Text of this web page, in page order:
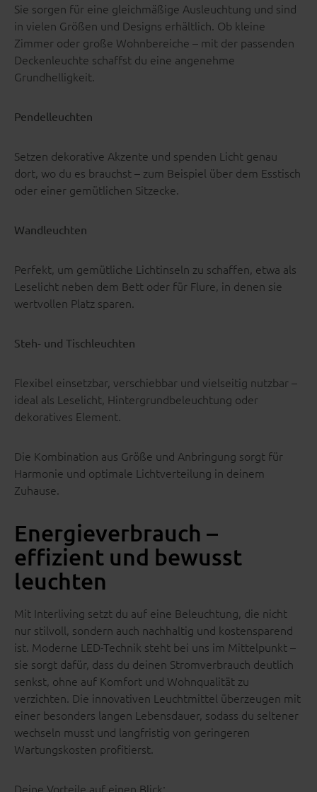
Sie sorgen für eine gleichmäßige Ausleuchtung und sind
in vielen Größen und Designs erhältlich. Ob kleine
Zimmer oder große Wohnbereiche – mit der passenden
Deckenleuchte schaffst du eine angenehme
Grundhelligkeit.
Pendelleuchten
Setzen dekorative Akzente und spenden Licht genau
dort, wo du es brauchst – zum Beispiel über dem Esstisch
oder einer gemütlichen Sitzecke.
Wandleuchten
Perfekt, um gemütliche Lichtinseln zu schaffen, etwa als
Leselicht neben dem Bett oder für Flure, in denen sie
wertvollen Platz sparen.
Steh- und Tischleuchten
Flexibel einsetzbar, verschiebbar und vielseitig nutzbar –
ideal als Leselicht, Hintergrundbeleuchtung oder
dekoratives Element.
Die Kombination aus Größe und Anbringung sorgt für
Harmonie und optimale Lichtverteilung in deinem
Zuhause.
Energieverbrauch –
effizient und bewusst
leuchten
Mit Interliving setzt du auf eine Beleuchtung, die nicht
nur stilvoll, sondern auch nachhaltig und kostensparend
ist. Moderne LED-Technik steht bei uns im Mittelpunkt –
sie sorgt dafür, dass du deinen Stromverbrauch deutlich
senkst, ohne auf Komfort und Wohnqualität zu
verzichten. Die innovativen Leuchtmittel überzeugen mit
einer besonders langen Lebensdauer, sodass du seltener
wechseln musst und langfristig von geringeren
Wartungskosten profitierst.
Deine Vorteile auf einen Blick: